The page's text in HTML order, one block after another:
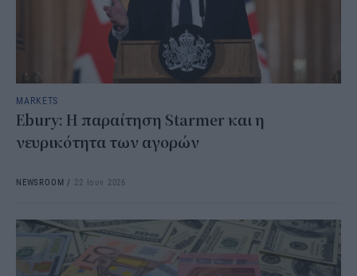
MARKETS
Ebury : Η παραίτηση Starmer και η
νευρικότητα των αγορών
NEWSROOM / 22 Ιουν 2026